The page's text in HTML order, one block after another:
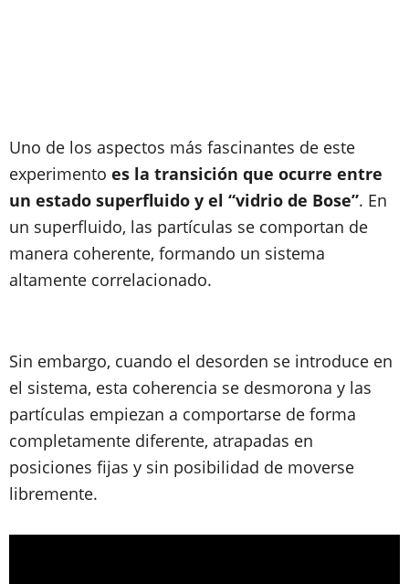
Uno de los aspectos más fascinantes de este
experimento es la transición que ocurre entre
un estado superfluido y el “vidrio de Bose”. En
un superfluido, las partículas se comportan de
manera coherente, formando un sistema
altamente correlacionado.
Sin embargo, cuando el desorden se introduce en
el sistema, esta coherencia se desmorona y las
partículas empiezan a comportarse de forma
completamente diferente, atrapadas en
posiciones fijas y sin posibilidad de moverse
libremente.